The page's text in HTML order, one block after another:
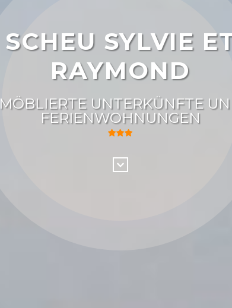
SCHEU SYLVIE
RAYMOND
MÖBLIERTE UNTERKÜNFTE
FERIENWOHNUNGEN